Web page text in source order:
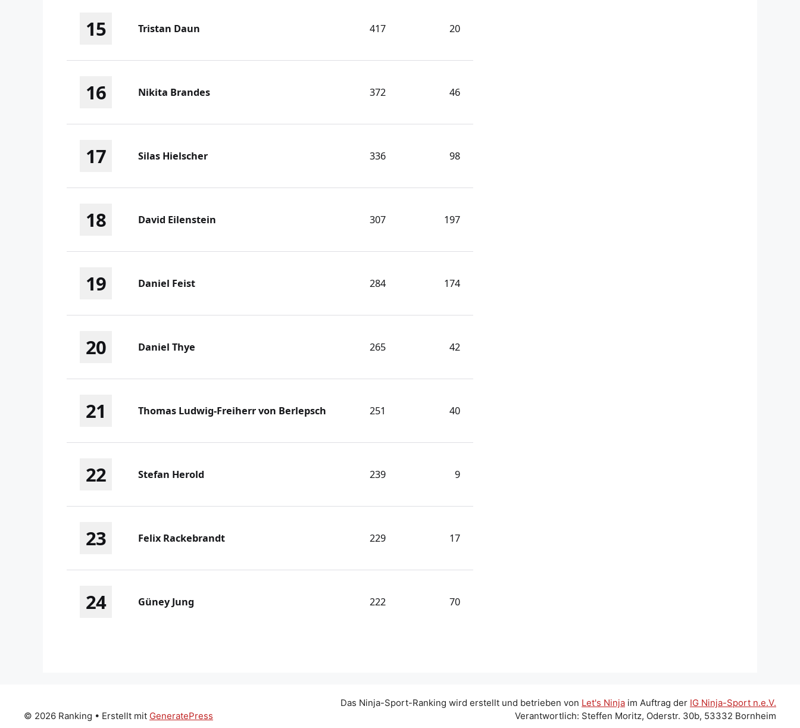
15 Tristan Daun 417 20
16 Nikita Brandes 372 46
17 Silas Hielscher 336 98
18 David Eilenstein 307 197
19 Daniel Feist 284 174
20 Daniel Thye 265 42
21 Thomas Ludwig-Freiherr von Berlepsch 251 40
22 Stefan Herold 239 9
23 Felix Rackebrandt 229 17
24 Güney Jung 222 70
Das Ninja-Sport-Ranking wird erstellt und betrieben von Let's Ninja im Auftrag der IG Ninja-Sport n.e.V.
Verantwortlich: Steffen Moritz, Oderstr. 30b, 53332 Bornheim
© 2026 Ranking • Erstellt mit GeneratePress